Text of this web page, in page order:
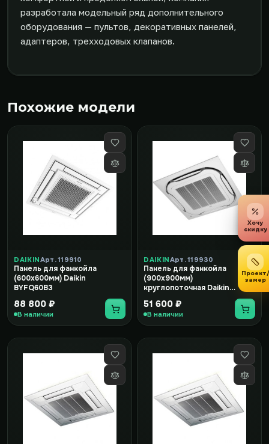
разработала модельный ряд дополнительного
оборудования — пультов, декоративных панелей,
адаптеров, трехходовых клапанов.
Похожие модели
DAIKINАрт. 119910
Панель для фанкойла
(600x600мм) Daikin
BYFQ60B3
88 800 ₽
В наличии
DAIKINАрт. 119930
Панель для фанкойла
(900x900мм)
круглопоточная Daikin
51 600 ₽
В наличии
Хочу
скидку
Проект/
замер